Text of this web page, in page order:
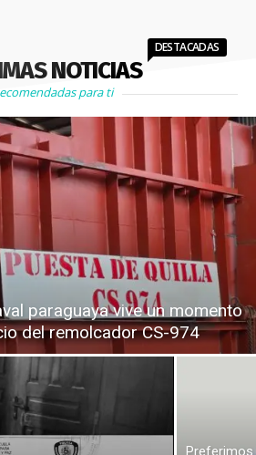
NOTICIAS
DESTACADAS
para ti
paraguaya vive un momento
del remolcador CS-974